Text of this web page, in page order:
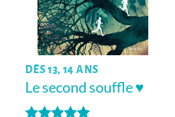
DÈS 13, 14 ANS
Le second souffle ♥